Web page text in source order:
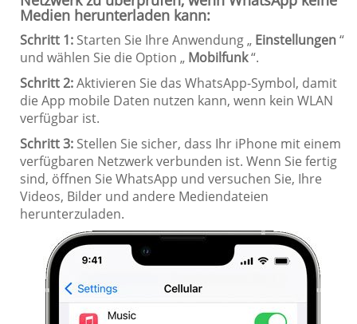
Medien herunterladen kann:
Schritt 1: Starten Sie Ihre Anwendung „ Einstellungen“
und wählen Sie die Option „ Mobilfunk“.
Schritt 2:Aktivieren Sie das WhatsApp-Symbol, damit
die App mobile Daten nutzen kann, wenn kein WLAN
verfügbar ist.
Schritt 3: Stellen Sie sicher, dass Ihr iPhone mit einem
verfügbaren Netzwerk verbunden ist. Wenn Sie fertig
sind, öffnen Sie WhatsApp und versuchen Sie, Ihre
Videos, Bilder und andere Mediendateien
herunterzuladen.